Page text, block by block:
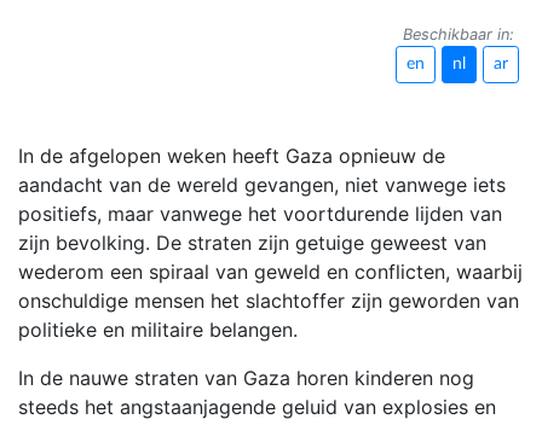
Beschikbaar in:
en nl ar
In de afgelopen weken heeft Gaza opnieuw de
aandacht van de wereld gevangen, niet vanwege iets
positiefs, maar vanwege het voortdurende lijden van
zijn bevolking. De straten zijn getuige geweest van
wederom een spiraal van geweld en conflicten, waarbij
onschuldige mensen het slachtoffer zijn geworden van
politieke en militaire belangen.
In de nauwe straten van Gaza horen kinderen nog
steeds het angstaanjagende geluid van explosies en